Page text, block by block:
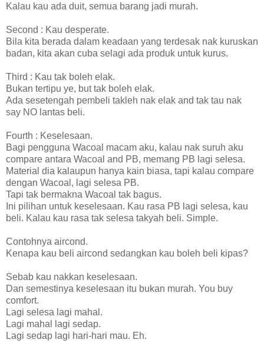
Kalau kau ada duit, semua barang jadi murah.
Second : Kau desperate.
Bila kita berada dalam keadaan yang terdesak nak kuruskan
badan, kita akan cuba selagi ada produk untuk kurus.
Third : Kau tak boleh elak.
Bukan tertipu ye, but tak boleh elak.
Ada sesetengah pembeli takleh nak elak and tak tau nak
say NO lantas beli.
Fourth : Keselesaan.
Bagi pengguna Wacoal macam aku, kalau nak suruh aku
compare antara Wacoal and PB, memang PB lagi selesa.
Material dia kalaupun hanya kain biasa, tapi kalau compare
dengan Wacoal, lagi selesa PB.
Tapi tak bermakna Wacoal tak bagus.
Ini pilihan untuk keselesaan. Kau rasa PB lagi selesa, kau
beli. Kalau kau rasa tak selesa takyah beli. Simple.
Contohnya aircond.
Kenapa kau beli aircond sedangkan kau boleh beli kipas?
Sebab kau nakkan keselesaan.
Dan semestinya keselesaan itu bukan murah. You buy
comfort.
Lagi selesa lagi mahal.
Lagi mahal lagi sedap.
Lagi sedap lagi hari-hari mau. Eh.